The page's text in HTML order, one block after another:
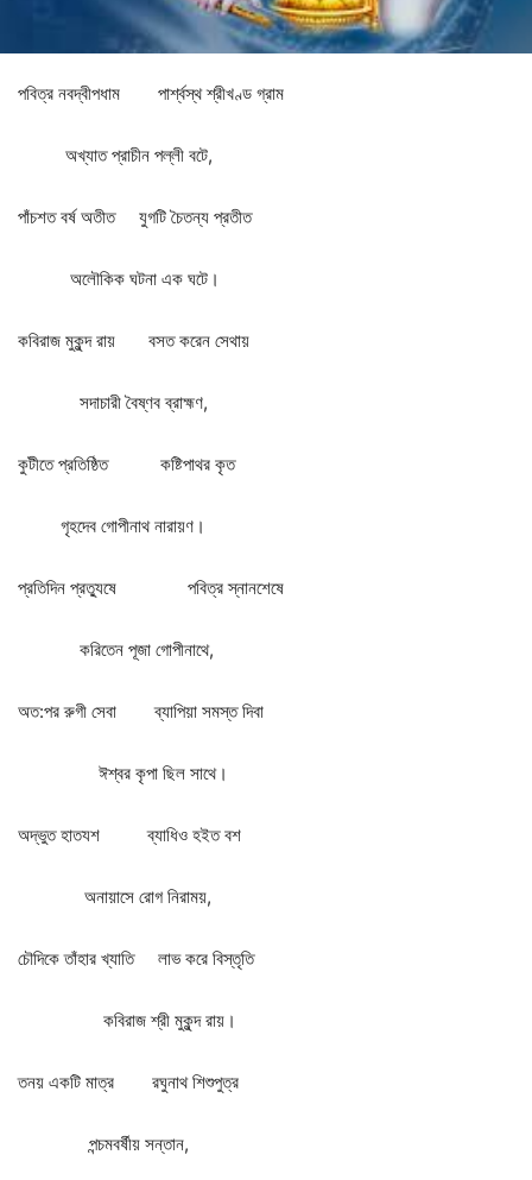
পবিত্র নবদ্বীপধাম পার্শ্বস্থ শ্রীখণ্ড গ্রাম
অখ্যাত প্রাচীন পল্লী বটে,
পাঁচশত বর্ষ অতীত যুগটি চৈতন্য প্রতীত
অলৌকিক ঘটনা এক ঘটে।
কবিরাজ মুকুন্দ রায় বসত করেন সেথায়
সদাচারী বৈষ্ণব ব্রাহ্মণ,
কুটীতে প্রতিষ্ঠিত কষ্টিপাথর কৃত
গৃহদেব গোপীনাথ নারায়ণ।
প্রতিদিন প্রত্যুষে পবিত্র স্নানশেষে
করিতেন পূজা গোপীনাথে,
অত:পর রুগী সেবা ব্যাপিয়া সমস্ত দিবা
ঈশ্বর কৃপা ছিল সাথে।
অদ্ভুত হাতযশ ব্যাধিও হইত বশ
অনায়াসে রোগ নিরাময়,
চৌদিকে তাঁহার খ্যাতি লাভ করে বিস্তৃতি
কবিরাজ শ্রী মুকুন্দ রায়।
তনয় একটি মাত্র রঘুনাথ শিশুপুত্র
পন্চমবর্ষীয় সন্তান,